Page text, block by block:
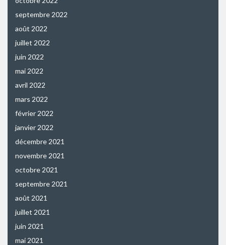
septembre 2022
août 2022
juillet 2022
juin 2022
mai 2022
avril 2022
mars 2022
février 2022
janvier 2022
décembre 2021
novembre 2021
octobre 2021
septembre 2021
août 2021
juillet 2021
juin 2021
mai 2021